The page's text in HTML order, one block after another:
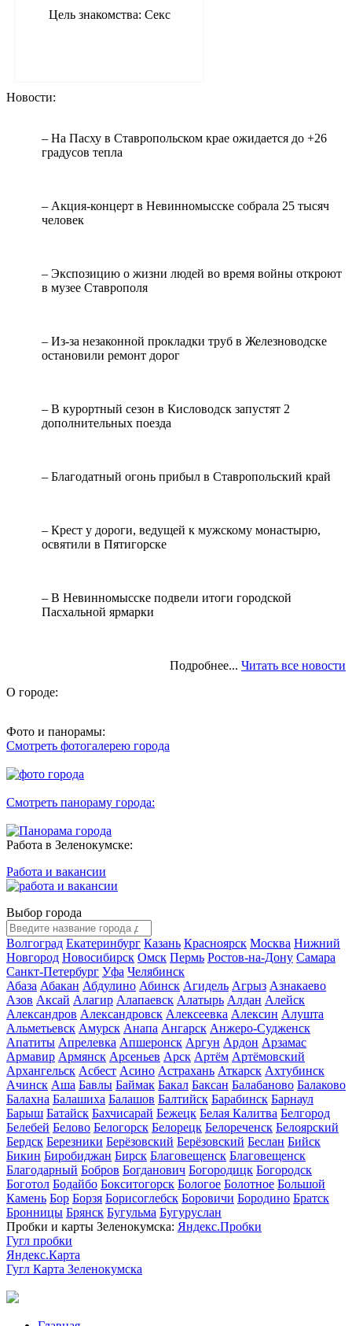
Цель знакомства: Секс
Новости:
– На Пасху в Ставропольском крае ожидается до +26
градусов тепла
– Акция-концерт в Невинномысске собрала 25 тысяч
человек
– Экспозицию о жизни людей во время войны откроют
в музее Ставрополя
– Из-за незаконной прокладки труб в Железноводске
остановили ремонт дорог
– В курортный сезон в Кисловодск запустят 2
дополнительных поезда
– Благодатный огонь прибыл в Ставропольский край
– Крест у дороги, ведущей к мужскому монастырю,
освятили в Пятигорске
– В Невинномысске подвели итоги городской
Пасхальной ярмарки
Подробнее... Читать все новости
О городе:
Фото и панорамы:
Смотреть фотогалерею города
Смотреть панораму города:
Работа в Зеленокумске:
Работа и вакансии
Выбор города
Волгоград Екатеринбург Казань Красноярск Москва Нижний
Новгород Новосибирск Омск Пермь Ростов-на-Дону Самара
Санкт-Петербург Уфа Челябинск
Абаза Абакан Абдулино Абинск Агидель Агрыз Азнакаево
Азов Аксай Алагир Алапаевск Алатырь Алдан Алейск
Александров Александровск Алексеевка Алексин Алушта
Альметьевск Амурск Анапа Ангарск Анжеро-Судженск
Апатиты Апрелевка Апшеронск Аргун Ардон Арзамас
Армавир Армянск Арсеньев Арск Артём Артёмовский
Архангельск Асбест Асино Астрахань Аткарск Ахтубинск
Ачинск Аша Бавлы Баймак Бакал Баксан Балабаново Балаково
Балахна Балашиха Балашов Балтийск Барабинск Барнаул
Барыш Батайск Бахчисарай Бежецк Белая Калитва Белгород
Белебей Белово Белогорск Белорецк Белореченск Белоярский
Бердск Березники Берёзовский Берёзовский Беслан Бийск
Бикин Биробиджан Бирск Благовещенск Благовещенск
Благодарный Бобров Богданович Богородицк Богородск
Боготол Бодайбо Бокситогорск Бологое Болотное Большой
Камень Бор Борзя Борисоглебск Боровичи Бородино Братск
Бронницы Брянск Бугульма Бугуруслан
Пробки и карты Зеленокумска: Яндекс.Пробки
Гугл пробки
Яндекс.Карта
Гугл Карта Зеленокумска